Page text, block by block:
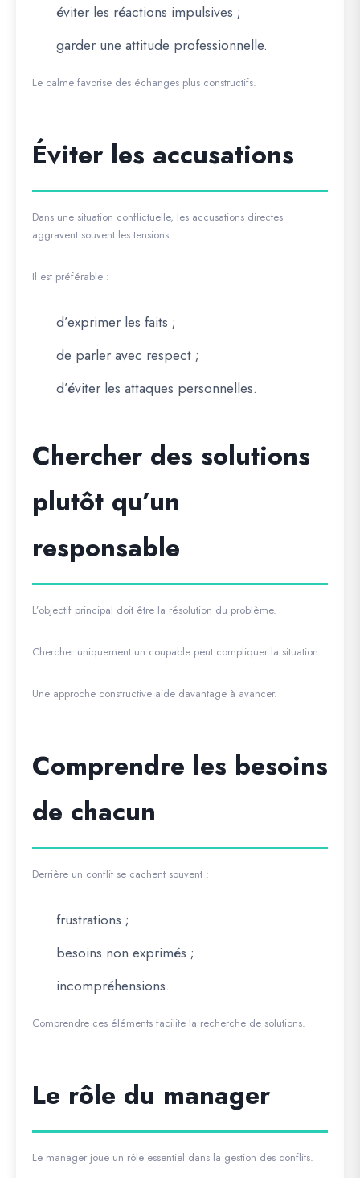
éviter les réactions impulsives ;
garder une attitude professionnelle.
Le calme favorise des échanges plus constructifs.
Éviter les accusations
Dans une situation conflictuelle, les accusations directes
aggravent souvent les tensions.
Il est préférable :
d’exprimer les faits ;
de parler avec respect ;
d’éviter les attaques personnelles.
Chercher des solutions
plutôt qu’un
responsable
L’objectif principal doit être la résolution du problème.
Chercher uniquement un coupable peut compliquer la situation.
Une approche constructive aide davantage à avancer.
Comprendre les besoins
de chacun
Derrière un conflit se cachent souvent :
frustrations ;
besoins non exprimés ;
incompréhensions.
Comprendre ces éléments facilite la recherche de solutions.
Le rôle du manager
Le manager joue un rôle essentiel dans la gestion des conflits.